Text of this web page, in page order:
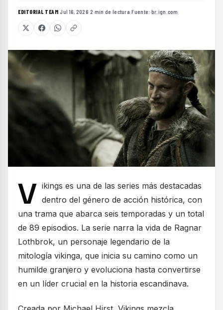
EDITORIAL TEAM·Jul 16, 2026·2 min de lectura·Fuente: br.ign.com
V ikings es una de las series más destacadas
dentro del género de acción histórica, con
una trama que abarca seis temporadas y un total
de 89 episodios. La serie narra la vida de Ragnar
Lothbrok, un personaje legendario de la
mitología vikinga, que inicia su camino como un
humilde granjero y evoluciona hasta convertirse
en un líder crucial en la historia escandinava.